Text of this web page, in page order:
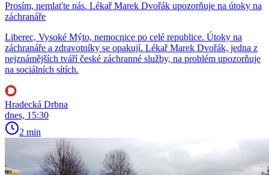
Prosím, nemlaťte nás. Lékař Marek Dvořák upozorňuje na útoky na
záchranáře
Liberec, Vysoké Mýto, nemocnice po celé republice. Útoky na
záchranáře a zdravotníky se opakují. Lékař Marek Dvořák, jedna z
nejznámějších tváří české záchranné služby, na problém upozorňuje
na sociálních sítích.
Hradecká Drbna
dnes, 15:30
2 min